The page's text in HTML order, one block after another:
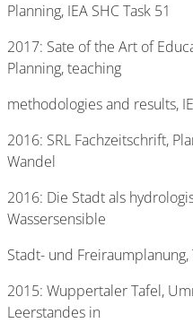
Planning, IEA SHC Task 51
2017: Sate of the Art of
Planning, teaching
methodologies and results,
2016: SRL Fachzeitschrift,
Wandel
2016: Die Stadt als
Wassersensible
Stadt- und Freiraumplanung,
2015: Wuppertaler Tafel,
Leerstandes in